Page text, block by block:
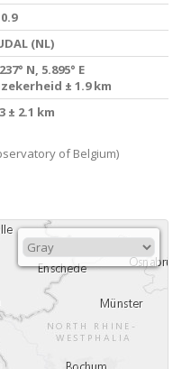
0.9
(NL)
N, 5.895° E
± 1.9 km
± 2.1 km
of Belgium)